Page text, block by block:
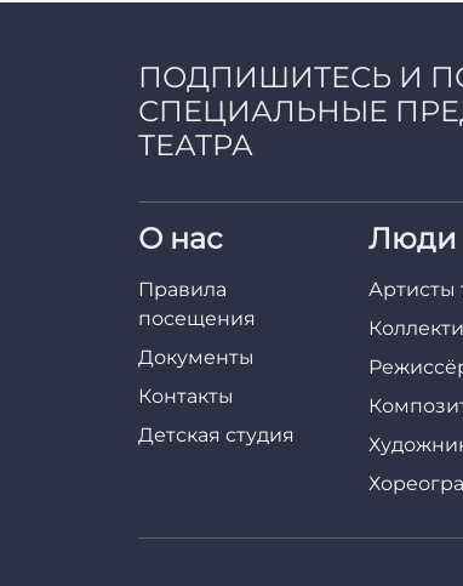
ПОДПИШИТЕСЬ И
СПЕЦИАЛЬНЫЕ
ТЕАТРА
О нас
Правила
посещения
Документы
Контакты
Детская студия
Люди
Артисты